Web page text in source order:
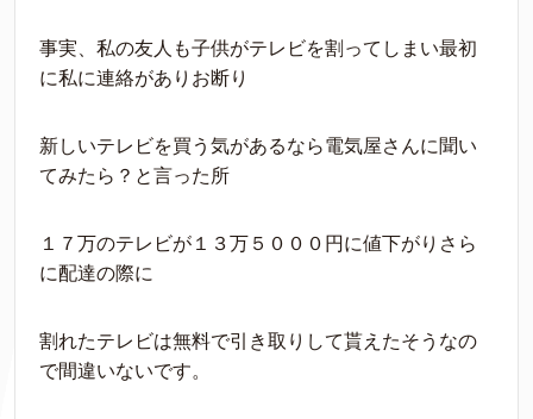
事実、私の友人も子供がテレビを割ってしまい最初
に私に連絡がありお断り
新しいテレビを買う気があるなら電気屋さんに聞い
てみたら？と言った所
１７万のテレビが１３万５０００円に値下がりさら
に配達の際に
割れたテレビは無料で引き取りして貰えたそうなの
で間違いないです。